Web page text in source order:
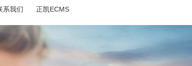
系我们 正凯ECMS